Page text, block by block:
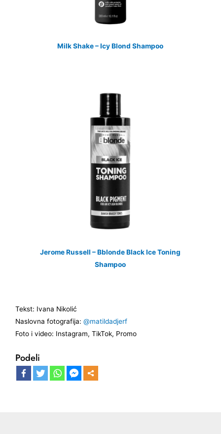
Milk Shake – Icy Blond Shampoo
Jerome Russell – Bblonde Black Ice Toning
Shampoo
Tekst: Ivana Nikolić
Naslovna fotografija:@matildadjerf
Foto i video: Instagram, TikTok, Promo
Podeli